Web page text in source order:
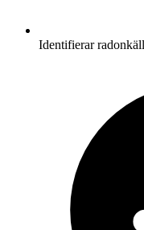
Identifierar